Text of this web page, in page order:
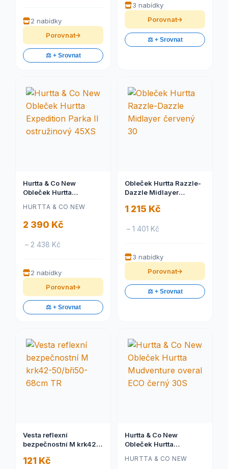
2 nabídky
Porovnat
⚖️ + Srovnat
3 nabídky
Porovnat
⚖️ + Srovnat
Hurtta & Co New
Obleček Hurtta
ostružinový 45XS
HURTTA & CO NEW
2 390 Kč
– 2 438 Kč
2 nabídky
Porovnat
⚖️ + Srovnat
Obleček Hurtta Razzle-
Dazzle Midlayer
1 215 Kč
– 1 401 Kč
3 nabídky
Porovnat
⚖️ + Srovnat
Vesta reflexní
bezpečnostní M krk42-
121 Kč
Hurtta & Co New
Obleček Hurtta
černý 30S
HURTTA & CO NEW